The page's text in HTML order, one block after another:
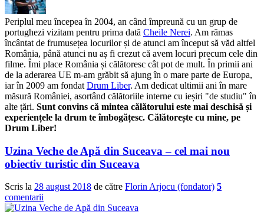
Periplul meu începea în 2004, an când împreună cu un grup de
portughezi vizitam pentru prima dată Cheile Nerei. Am rămas
încântat de frumusețea locurilor și de atunci am început să văd altfel
România, până atunci nu aș fi crezut că avem locuri precum cele din
filme. Îmi place România și călătoresc cât pot de mult. În primii ani
de la aderarea UE m-am grăbit să ajung în o mare parte de Europa,
iar în 2009 am fondat Drum Liber. Am dedicat ultimii ani în mare
măsură României, asortând călătoriile interne cu ieșiri "de studiu" în
alte țări. Sunt convins că mintea călătorului este mai deschisă și
experiențele la drum te îmbogățesc. Călătorește cu mine, pe
Drum Liber!
Uzina Veche de Apă din Suceava – cel mai nou
obiectiv turistic din Suceava
Scris la 28 august 2018 de către Florin Arjocu (fondator) 5
comentarii